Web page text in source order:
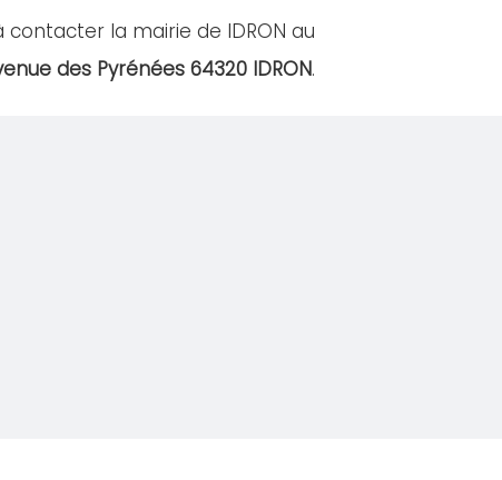
la mairie de IDRON au
des Pyrénées 64320 IDRON.